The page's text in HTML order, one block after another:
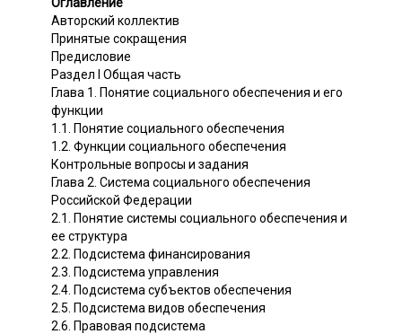
Авторский коллектив
Принятые сокращения
Предисловие
Раздел I Общая часть
Глава 1. Понятие социального обеспечения и его
функции
1.1. Понятие социального обеспечения
1.2. Функции социального обеспечения
Контрольные вопросы и задания
Глава 2. Система социального обеспечения
Российской Федерации
2.1. Понятие системы социального обеспечения и
ее структура
2.2. Подсистема финансирования
2.3. Подсистема управления
2.4. Подсистема субъектов обеспечения
2.5. Подсистема видов обеспечения
2.6. Правовая подсистема